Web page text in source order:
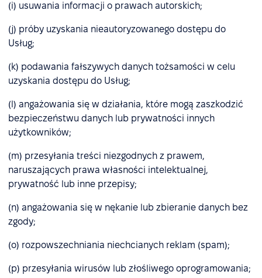
(i) usuwania informacji o prawach autorskich;
(j) próby uzyskania nieautoryzowanego dostępu do
Usług;
(k) podawania fałszywych danych tożsamości w celu
uzyskania dostępu do Usług;
(l) angażowania się w działania, które mogą zaszkodzić
bezpieczeństwu danych lub prywatności innych
użytkowników;
(m) przesyłania treści niezgodnych z prawem,
naruszających prawa własności intelektualnej,
prywatność lub inne przepisy;
(n) angażowania się w nękanie lub zbieranie danych bez
zgody;
(o) rozpowszechniania niechcianych reklam (spam);
(p) przesyłania wirusów lub złośliwego oprogramowania;